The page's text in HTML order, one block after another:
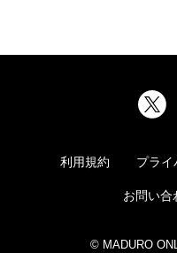
利用規約 プライ
お問い合
© MADURO